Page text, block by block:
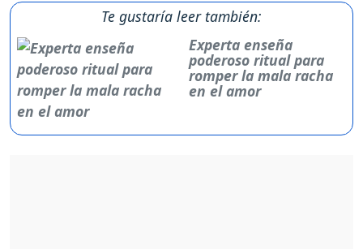
Te gustaría leer también:
Experta enseña
poderoso ritual para
romper la mala racha
en el amor